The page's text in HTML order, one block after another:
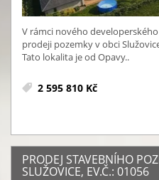
V rámci nového
prodeji pozemky v obci
Tato lokalita je od Opavy..
2 595 810 Kč
PRODEJ STAVEBNÍHO
SLUŽOVICE, EV.Č.: 01056